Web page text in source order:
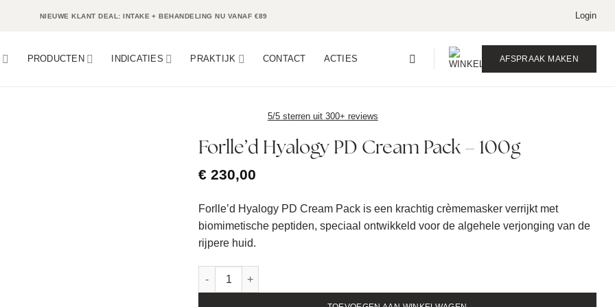
NIEUWE KLANT DEAL: INTAKE + BEHANDELING NU VANAF €89 Login
PRODUCTEN INDICATIES PRAKTIJK CONTACT ACTIES AFSPRAAK MAKEN
5/5 sterren uit 300+ reviews
Forlle’d Hyalogy PD Cream Pack – 100g
€ 230,00
Forlle’d Hyalogy PD Cream Pack is een krachtig crèmemasker verrijkt met
biomimetische peptiden, speciaal ontwikkeld voor de algehele verjonging van de
rijpere huid.
Forlle'd Hyalogy PD Cream Pack - 100g aantal